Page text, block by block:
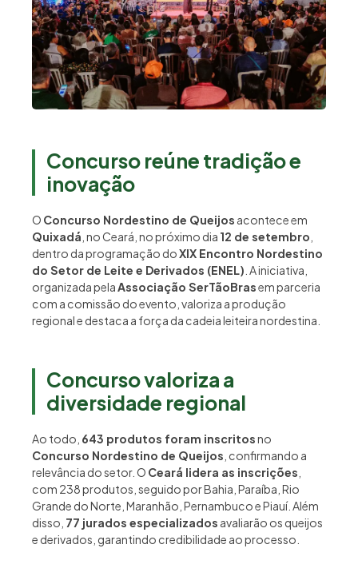
Concurso reúne tradição e
inovação
O Concurso Nordestino de Queijos acontece em
Quixadá , no Ceará, no próximo dia 12 de setembro
dentro da programação doXIX Encontro Nordestino
do Setor de Leite e Derivados (ENEL) . A iniciativa,
organizada pelaAssociação SerTãoBrasem parceria
com a comissão do evento, valoriza a produção
regional e destaca a força da cadeia leiteira nordestina.
Concurso valoriza a
diversidade regional
Ao todo, 643 produtos foram inscritosno
Concurso Nordestino de Queijos , confirmando a
relevância do setor. O Ceará lidera as inscrições
com 238 produtos, seguido por Bahia, Paraíba, Rio
Grande do Norte, Maranhão, Pernambuco e Piauí. Além
disso, 77 jurados especializados avaliarão os queijos
e derivados, garantindo credibilidade ao processo.